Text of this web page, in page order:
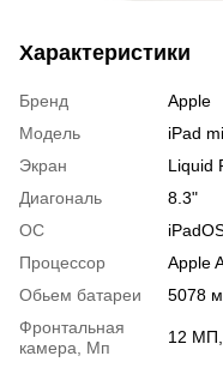
Характеристики
Бренд
Apple
Модель
iPad
Экран
Liquid
Диагональ
8.3"
OC
Процессор
Apple
Обьем батареи
5078
Фронтальная
камера, Мп
12